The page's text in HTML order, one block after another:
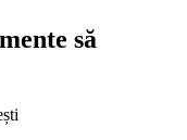
să